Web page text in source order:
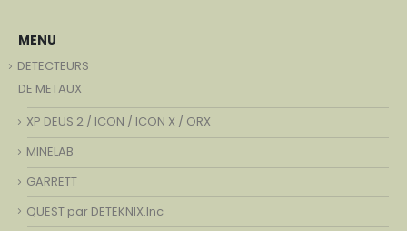
MENU
DETECTEURS
DE METAUX
XP DEUS 2 / ICON / ICON X / ORX
MINELAB
GARRETT
QUEST par DETEKNIX.Inc